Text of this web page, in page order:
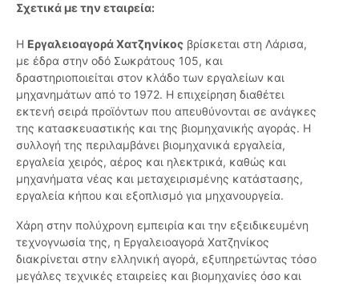
Σχετικά με την εταιρεία:
Η Εργαλειοαγορά Χατζηνίκος βρίσκεται στη Λάρισα,
με έδρα στην οδό Σωκράτους 105, και
δραστηριοποιείται στον κλάδο των εργαλείων και
μηχανημάτων από το 1972. Η επιχείρηση διαθέτει
εκτενή σειρά προϊόντων που απευθύνονται σε ανάγκες
της κατασκευαστικής και της βιομηχανικής αγοράς. Η
συλλογή της περιλαμβάνει βιομηχανικά εργαλεία,
εργαλεία χειρός, αέρος και ηλεκτρικά, καθώς και
μηχανήματα νέας και μεταχειρισμένης κατάστασης,
εργαλεία κήπου και εξοπλισμό για μηχανουργεία.
Χάρη στην πολύχρονη εμπειρία και την εξειδικευμένη
τεχνογνωσία της, η Εργαλειοαγορά Χατζηνίκος
διακρίνεται στην ελληνική αγορά, εξυπηρετώντας τόσο
μεγάλες τεχνικές εταιρείες και βιομηχανίες όσο και